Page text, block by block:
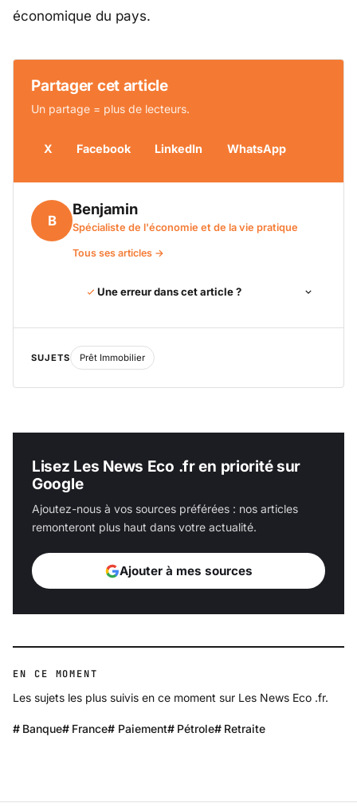
économique du pays.
Partager cet article
Un partage = plus de lecteurs.
X Facebook LinkedIn WhatsApp
B
Benjamin
Spécialiste de l'économie et de la vie pratique
Tous ses articles →
Une erreur dans cet article ?
SUJETS Prêt Immobilier
Lisez Les News Eco .fr en priorité sur
Google
Ajoutez-nous à vos sources préférées : nos articles
remonteront plus haut dans votre actualité.
Ajouter à mes sources
EN CE MOMENT
Les sujets les plus suivis en ce moment sur Les News Eco .fr.
Banque France Paiement Pétrole Retraite